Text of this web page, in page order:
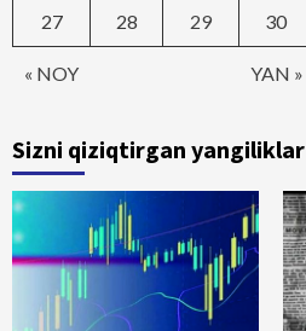
« NOY YAN »
27 28 29 30
Sizni qiziqtirgan yangiliklar